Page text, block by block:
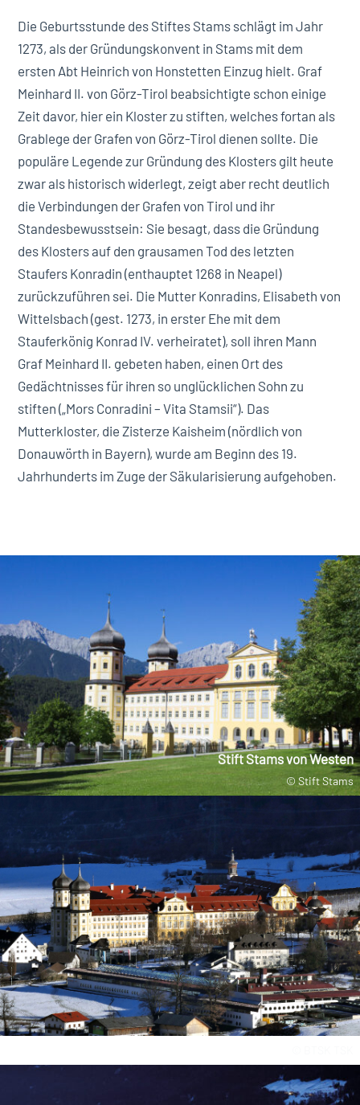
Die Geburtsstunde des Stiftes Stams schlägt im Jahr
1273, als der Gründungskonvent in Stams mit dem
ersten Abt Heinrich von Honstetten Einzug hielt. Graf
Meinhard II. von Görz-Tirol beabsichtigte schon einige
Zeit davor, hier ein Kloster zu stiften, welches fortan als
Grablege der Grafen von Görz-Tirol dienen sollte. Die
populäre Legende zur Gründung des Klosters gilt heute
zwar als historisch widerlegt, zeigt aber recht deutlich
die Verbindungen der Grafen von Tirol und ihr
Standesbewusstsein: Sie besagt, dass die Gründung
des Klosters auf den grausamen Tod des letzten
Staufers Konradin (enthauptet 1268 in Neapel)
zurückzuführen sei. Die Mutter Konradins, Elisabeth von
Wittelsbach (gest. 1273, in erster Ehe mit dem
Stauferkönig Konrad IV. verheiratet), soll ihren Mann
Graf Meinhard II. gebeten haben, einen Ort des
Gedächtnisses für ihren so unglücklichen Sohn zu
stiften („Mors Conradini – Vita Stamsii“). Das
Mutterkloster, die Zisterze Kaisheim (nördlich von
Donauwörth in Bayern), wurde am Beginn des 19.
Jahrhunderts im Zuge der Säkularisierung aufgehoben.
Stift Stams von Westen
© Stift Stams